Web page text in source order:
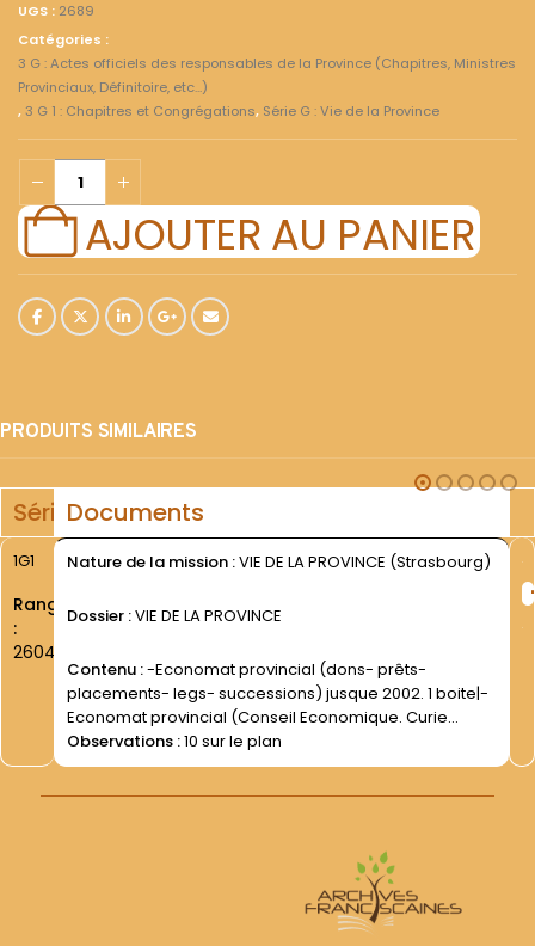
UGS : 2689
Catégories :
3 G : Actes officiels des responsables de la Province (Chapitres, Ministres
Provinciaux, Définitoire, etc...)
, 3 G 1 : Chapitres et Congrégations, Série G : Vie de la Province
AJOUTER AU PANIER
PRODUITS SIMILAIRES
SérieDocuments
1G1
Rang
:
2604
Nature de la mission :VIE DE LA PROVINCE (Strasbourg)
Dossier :VIE DE LA PROVINCE
Contenu :-Economat provincial (dons- prêts-
placements- legs- successions) jusque 2002. 1 boite|-
Economat provincial (Conseil Economique. Curie
générale) jusque 2002. 1 boite|
Observations :10 sur le plan